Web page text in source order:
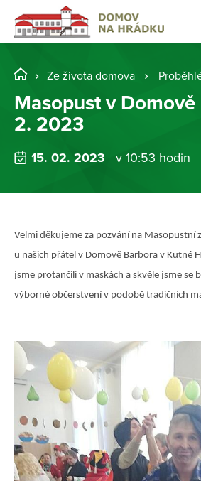
Ze života domova
Masopust v Domově
2. 2023
15. 02. 2023 v 10:53 hodin
Velmi děkujeme za pozvání na Masopustní
u našich přátel v Domově Barbora v Kutné
jsme protančili v maskách a skvěle jsme se
výborné občerstvení v podobě tradičních